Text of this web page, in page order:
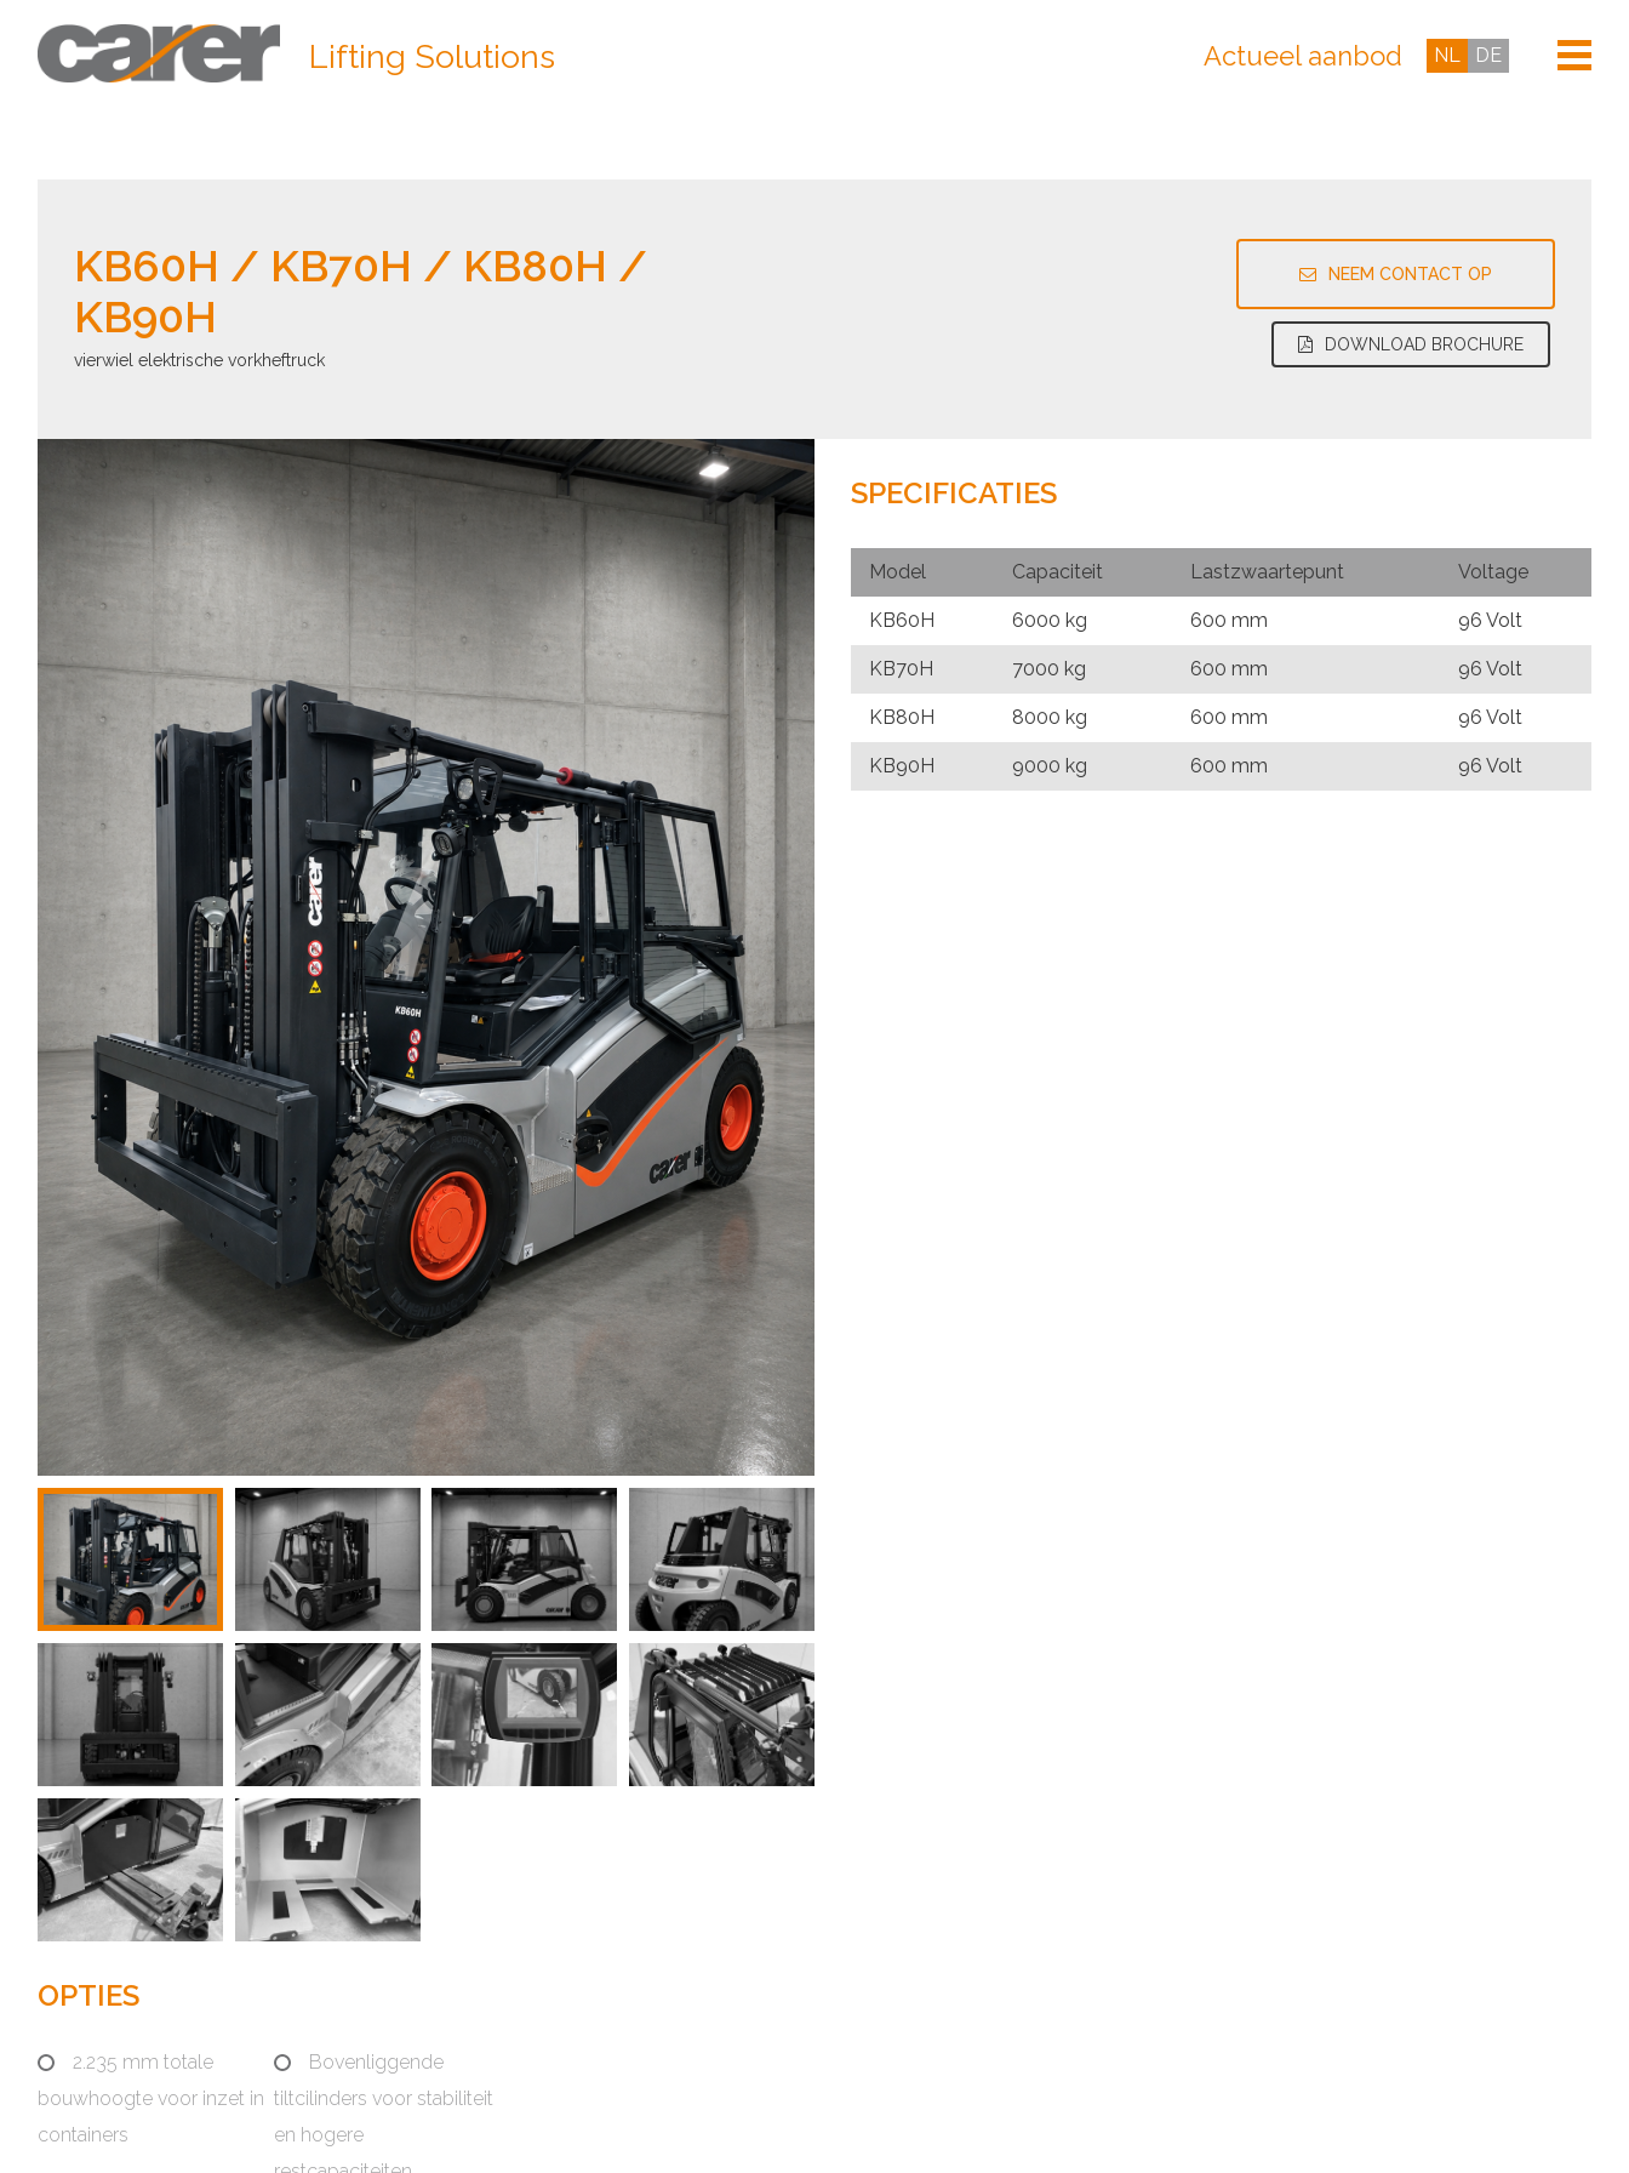
Lifting Solutions NL DE
Actueel aanbod
KB60H / KB70H / KB80H /
KB90H
vierwiel elektrische vorkheftruck
NEEM CONTACT OP
DOWNLOAD BROCHURE
OPTIES
2.235 mm totale
bouwhoogte voor inzet in
containers
Bovenliggende
tiltcilinders voor stabiliteit
en hogere
SPECIFICATIES
Model Capaciteit Lastzwaartepunt Voltage
KB60H 6000 kg 600 mm 96 Volt
KB70H 7000 kg 600 mm 96 Volt
KB80H 8000 kg 600 mm 96 Volt
KB90H 9000 kg 600 mm 96 Volt